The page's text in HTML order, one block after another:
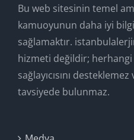
Bu web sitesinin temel
kamuoyunun daha iyi
sağlamaktır.
hizmeti değildir; herhangi
sağlayıcısını
tavsiyede bulunmaz.